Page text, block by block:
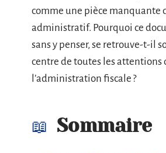
comme une pièce manquante
administratif. Pourquoi ce
sans y penser, se retrouve-t-il
centre de toutes les attentions
l’administration fiscale ?
Sommaire